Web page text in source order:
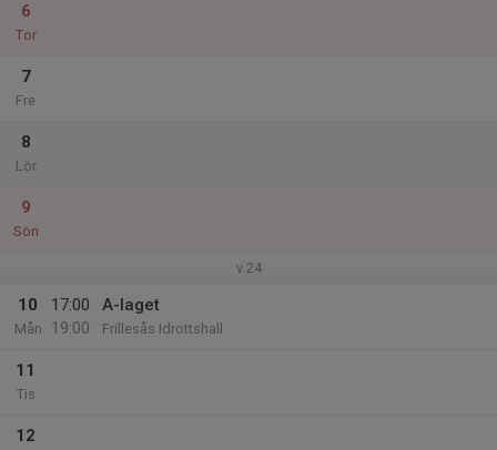
6
Tor
7
Fre
8
Lör
9
Sön
v.24
10
Mån
17:00
19:00
A-laget
Frillesås Idrottshall
11
Tis
12